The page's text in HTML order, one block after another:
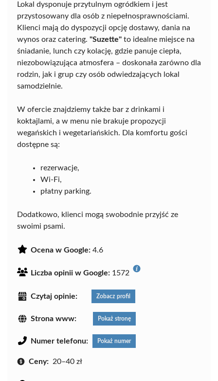
Lokal dysponuje przytulnym ogródkiem i jest
przystosowany dla osób z niepełnosprawnościami.
Klienci mają do dyspozycji opcję dostawy, dania na
wynos oraz catering. "Suzette" to idealne miejsce na
śniadanie, lunch czy kolację, gdzie panuje ciepła,
niezobowiązująca atmosfera – doskonała zarówno dla
rodzin, jak i grup czy osób odwiedzających lokal
samodzielnie.
W ofercie znajdziemy także bar z drinkami i
koktajlami, a w menu nie brakuje propozycji
wegańskich i wegetariańskich. Dla komfortu gości
dostępne są:
rezerwacje,
Wi-Fi,
płatny parking.
Dodatkowo, klienci mogą swobodnie przyjść ze
swoimi psami.
Ocena w Google: 4.6
Liczba opinii w Google: 1572
Czytaj opinie: Zobacz profil
Strona www: Pokaż stronę
Numer telefonu: Pokaż numer
Ceny: 20–40 zł